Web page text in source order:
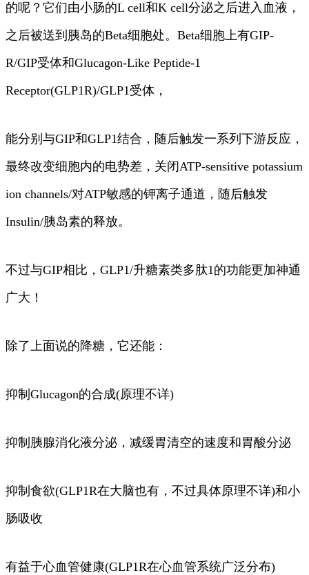
的呢？它们由小肠的L cell和K cell分泌之后进入血液，
之后被送到胰岛的Beta细胞处。Beta细胞上有GIP-
R/GIP受体和Glucagon-Like Peptide-1
Receptor(GLP1R)/GLP1受体，
能分别与GIP和GLP1结合，随后触发一系列下游反应，
最终改变细胞内的电势差，关闭ATP-sensitive potassium
ion channels/对ATP敏感的钾离子通道，随后触发
Insulin/胰岛素的释放。
不过与GIP相比，GLP1/升糖素类多肽1的功能更加神通
广大！
除了上面说的降糖，它还能：
抑制Glucagon的合成(原理不详)
抑制胰腺消化液分泌，减缓胃清空的速度和胃酸分泌
抑制食欲(GLP1R在大脑也有，不过具体原理不详)和小
肠吸收
有益于心血管健康(GLP1R在心血管系统广泛分布)